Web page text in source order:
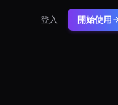
登入 開始使用